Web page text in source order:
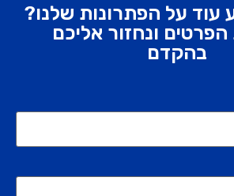
עוד על הפתרונות שלנו?
ונחזור אליכם
בהקדם